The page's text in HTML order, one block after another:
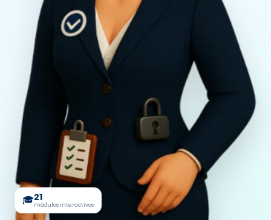
🎓21
módulos interactivos